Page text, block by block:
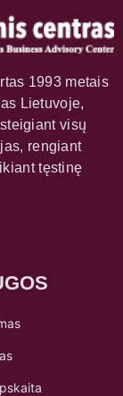
1993 metais
Lietuvoje,
visų
rengiant
tęstinę